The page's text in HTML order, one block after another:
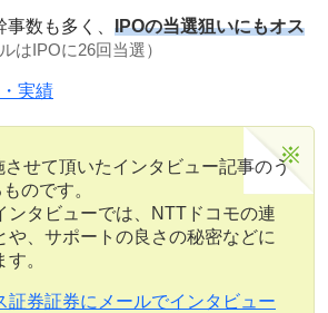
数も多く、 IPOの当選狙いにもオス
はIPOに26回当選）
実績
せて頂いたインタビュー記事のう
のです。
ンタビューでは、NTTドコモの連
や、サポートの良さの秘密などに
。
証券証券にメールでインタビュー